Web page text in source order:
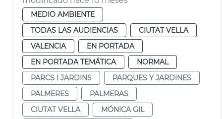
MEDIO AMBIENTE
TODAS LAS AUDIENCIAS
CIUTAT VELLA
VALENCIA
EN PORTADA
EN PORTADA TEMÁTICA
NORMAL
PARCS I JARDINS
PARQUES Y JARDINES
PALMERES
PALMERAS
CIUTAT VELLA
MÓNICA GIL